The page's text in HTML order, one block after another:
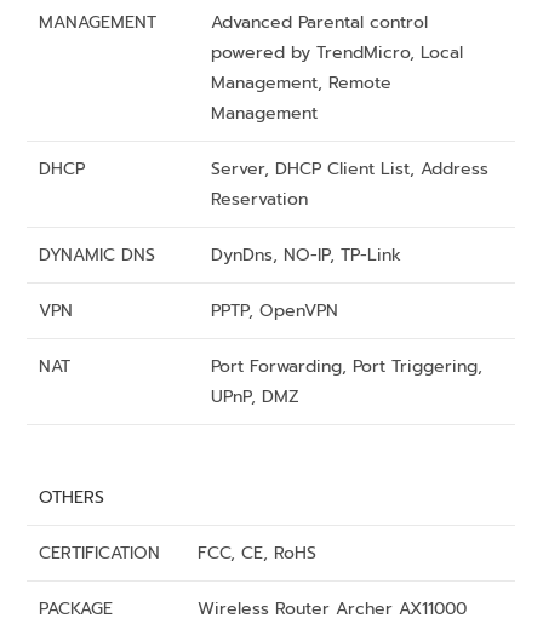
MANAGEMENT
Advanced Parental control
powered by TrendMicro, Local
Management, Remote
Management
DHCP
Server, DHCP Client List, Address
Reservation
DYNAMIC DNS DynDns, NO-IP, TP-Link
VPN PPTP, OpenVPN
NAT
Port Forwarding, Port Triggering,
UPnP, DMZ
OTHERS
CERTIFICATION FCC, CE, RoHS
PACKAGE
Wireless Router Archer AX11000